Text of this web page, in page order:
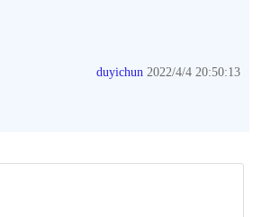
duyichun 2022/4/4 20:50:13